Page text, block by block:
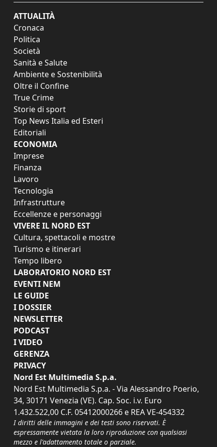
ATTUALITÀ
Cronaca
Politica
Società
Sanità e Salute
Ambiente e Sostenibilità
Oltre il Confine
True Crime
Storie di sport
Top News Italia ed Esteri
Editoriali
ECONOMIA
Imprese
Finanza
Lavoro
Tecnologia
Infrastrutture
Eccellenze e personaggi
VIVERE IL NORD EST
Cultura, spettacoli e mostre
Turismo e itinerari
Tempo libero
LABORATORIO NORD EST
EVENTI NEM
LE GUIDE
I DOSSIER
NEWSLETTER
PODCAST
I VIDEO
GERENZA
PRIVACY
Nord Est Multimedia S.p.a.
Nord Est Multimedia S.p.a. - Via Alessandro Poerio,
34, 30171 Venezia (VE). Cap. Soc. i.v. Euro
1.432.522,00 C.F. 05412000266 e REA VE-454332
I diritti delle immagini e dei testi sono riservati. È
espressamente vietata la loro riproduzione con qualsiasi
mezzo e l'adattamento totale o parziale.